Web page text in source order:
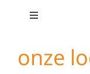
Toggle
onze